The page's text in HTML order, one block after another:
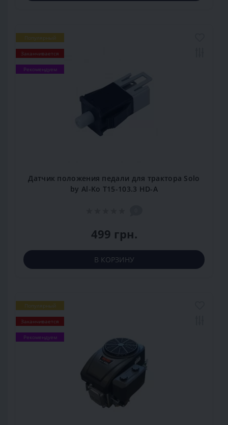
Популярный
Заканчивается
Рекомендуем
Датчик положения педали для трактора Solo
by Al-Ko T15-103.3 HD-A
499 грн.
В КОРЗИНУ
Популярный
Заканчивается
Рекомендуем